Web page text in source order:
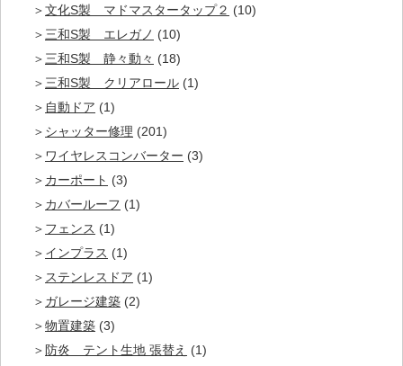
文化S製 マドマスタータップ２ (10)
三和S製 エレガノ (10)
三和S製 静々動々 (18)
三和S製 クリアロール (1)
自動ドア (1)
シャッター修理 (201)
ワイヤレスコンバーター (3)
カーポート (3)
カバールーフ (1)
フェンス (1)
インプラス (1)
ステンレスドア (1)
ガレージ建築 (2)
物置建築 (3)
防炎 テント生地 張替え (1)